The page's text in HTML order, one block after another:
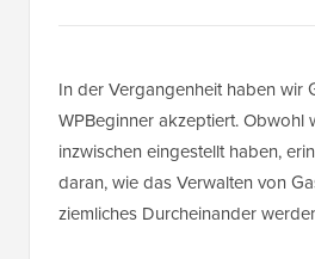
In der Vergangenheit haben wir
WPBeginner akzeptiert. Obwohl
inzwischen eingestellt haben,
daran, wie das Verwalten von
ziemliches Durcheinander